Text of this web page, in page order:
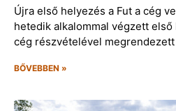
Újra első helyezés a Fut a cég
hetedik alkalommal végzett
cég részvételével
BŐVEBBEN »